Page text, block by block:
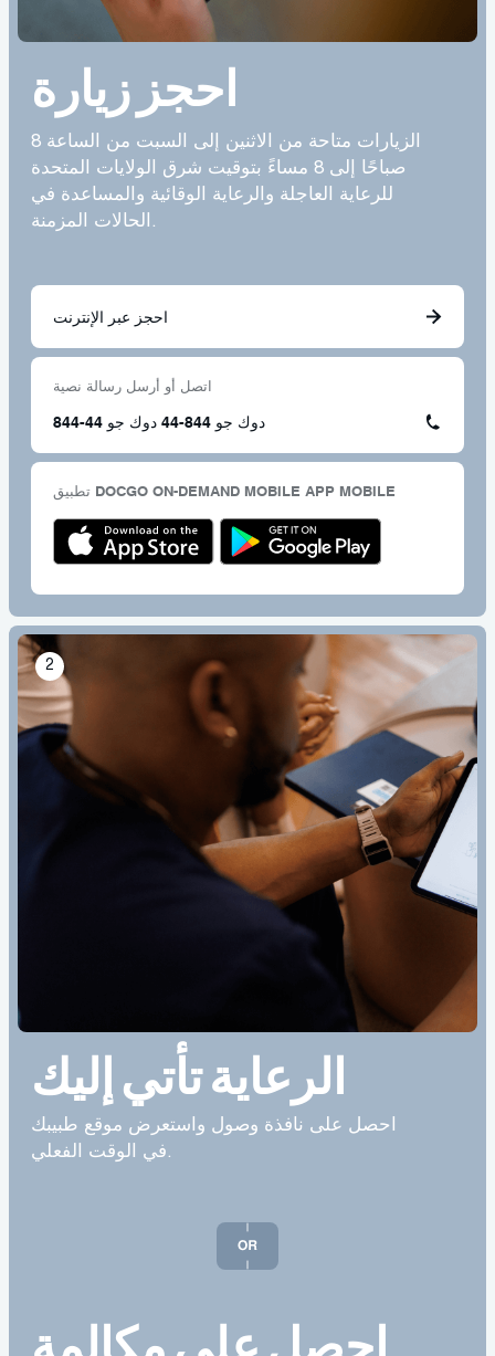
احجز زيارة
الزيارات متاحة من الاثنين إلى السبت من الساعة 8
صباحًا إلى 8 مساءً بتوقيت شرق الولايات المتحدة
للرعاية العاجلة والرعاية الوقائية والمساعدة في
الحالات المزمنة.
احجز عبر الإنترنت
اتصل أو أرسل رسالة نصية
844-44 دوك جو 844-44 دوك جو
تطبيق DOCGO ON-DEMAND MOBILE APP MOBILE
2
الرعاية تأتي إليك
احصل على نافذة وصول واستعرض موقع طبيبك
في الوقت الفعلي.